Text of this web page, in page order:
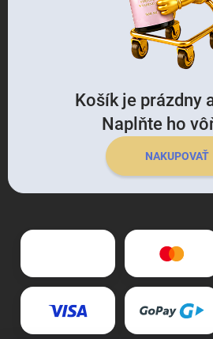
Košík je prázdny
Naplňte ho
NAKUPOVAŤ